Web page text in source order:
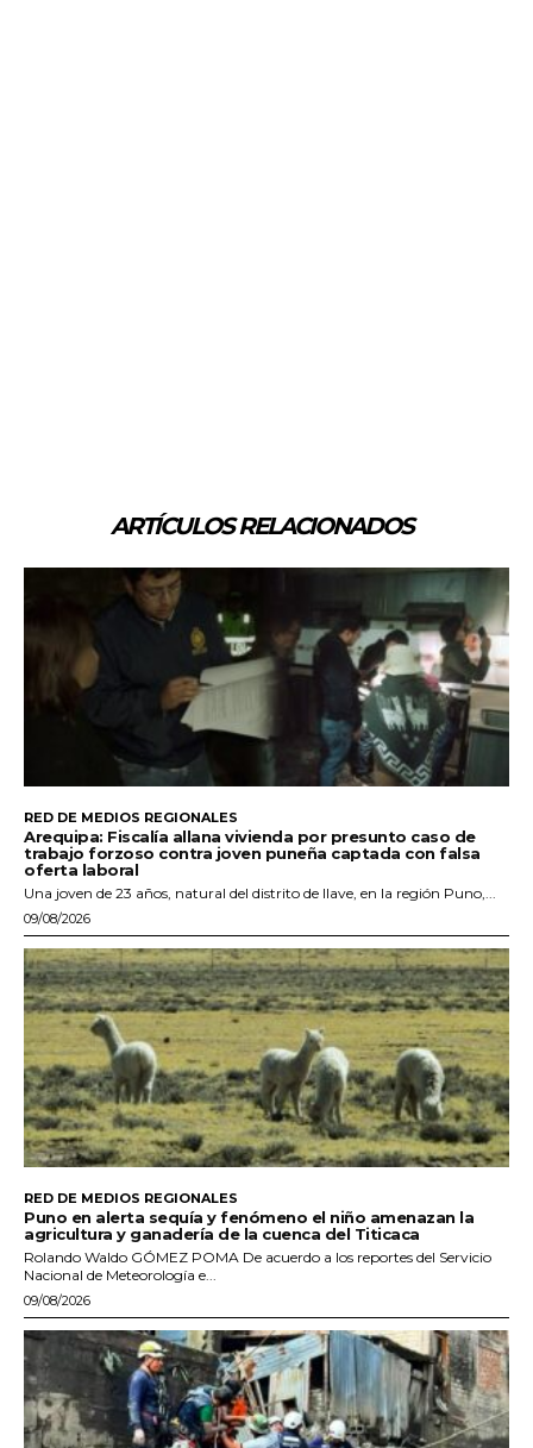
ARTÍCULOS RELACIONADOS
RED DE MEDIOS REGIONALES
Arequipa: Fiscalía allana vivienda por presunto caso de
trabajo forzoso contra joven puneña captada con falsa
oferta laboral
Una joven de 23 años, natural del distrito de Ilave, en la región Puno,...
09/08/2026
RED DE MEDIOS REGIONALES
Puno en alerta sequía y fenómeno el niño amenazan la
agricultura y ganadería de la cuenca del Titicaca
Rolando Waldo GÓMEZ POMA De acuerdo a los reportes del Servicio
Nacional de Meteorología e...
09/08/2026